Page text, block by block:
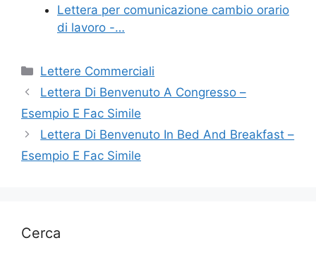
Lettera per comunicazione cambio orario
di lavoro -…
Categorie
Lettere Commerciali
Lettera Di Benvenuto A Congresso –
Esempio E Fac Simile
Lettera Di Benvenuto In Bed And Breakfast –
Esempio E Fac Simile
Cerca